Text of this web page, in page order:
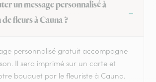
un message personnalisé à
fleurs à Cauna ?
personnalisé gratuit accompagne
Il sera imprimé sur un carte et
bouquet par le fleuriste à Cauna.